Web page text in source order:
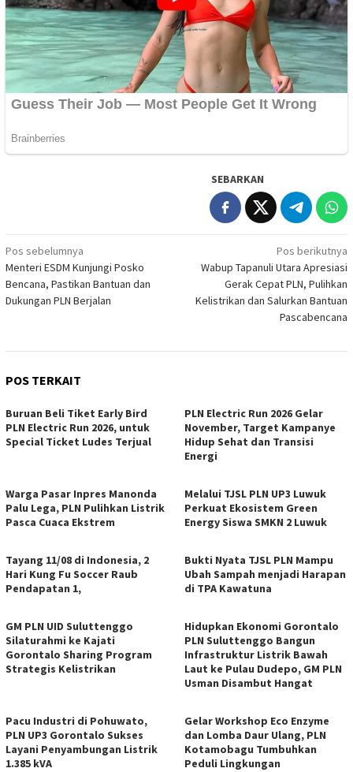
SEBARKAN
Navigasi
pos
Pos sebelumnya
Menteri ESDM Kunjungi Posko
Bencana, Pastikan Bantuan dan
Dukungan PLN Berjalan
Pos berikutnya
Wabup Tapanuli Utara Apresiasi
Gerak Cepat PLN, Pulihkan
Kelistrikan dan Salurkan Bantuan
Pascabencana
POS TERKAIT
Buruan Beli Tiket Early Bird
PLN Electric Run 2026, untuk
Special Ticket Ludes Terjual
PLN Electric Run 2026 Gelar
November, Target Kampanye
Hidup Sehat dan Transisi
Energi
Warga Pasar Inpres Manonda
Palu Lega, PLN Pulihkan Listrik
Pasca Cuaca Ekstrem
Melalui TJSL PLN UP3 Luwuk
Perkuat Ekosistem Green
Energy Siswa SMKN 2 Luwuk
Tayang 11/08 di Indonesia, 2
Hari Kung Fu Soccer Raub
Pendapatan 1,
Bukti Nyata TJSL PLN Mampu
Ubah Sampah menjadi Harapan
di TPA Kawatuna
GM PLN UID Suluttenggo
Silaturahmi ke Kajati
Gorontalo Sharing Program
Strategis Kelistrikan
Hidupkan Ekonomi Gorontalo
PLN Suluttenggo Bangun
Infrastruktur Listrik Bawah
Laut ke Pulau Dudepo, GM PLN
Usman Disambut Hangat
Pacu Industri di Pohuwato,
PLN UP3 Gorontalo Sukses
Layani Penyambungan Listrik
1.385 kVA
Gelar Workshop Eco Enzyme
dan Lomba Daur Ulang, PLN
Kotamobagu Tumbuhkan
Peduli Lingkungan